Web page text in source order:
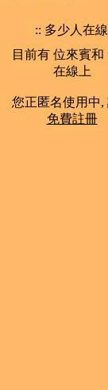
:: 多少人在線
目前有 位來賓和
在線上
您正匿名使用中,
免費註冊